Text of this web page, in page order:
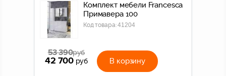
Комплект мебели Francesca
Примавера 100
Код товара:41204
53 390руб
42 700 руб В корзину